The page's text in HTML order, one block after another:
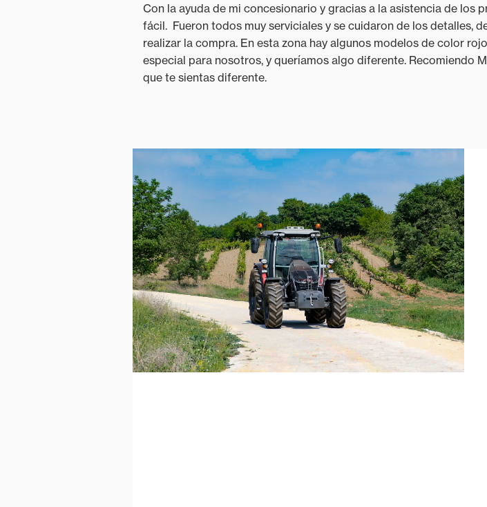
Con la ayuda de mi concesionario y gracias a la asistencia de los
fácil. Fueron todos muy serviciales y se cuidaron de los detalles,
realizar la compra. En esta zona hay algunos modelos de color
especial para nosotros, y queríamos algo diferente. Recomiendo
que te sientas diferente.